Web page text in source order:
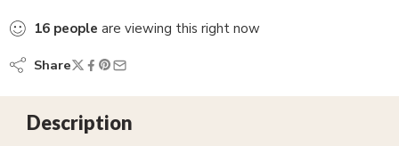
16 people are viewing this right now
Share
Description